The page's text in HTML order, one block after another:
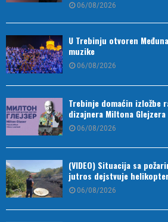
06/08/2026
U Trebinju otvoren
muzike
06/08/2026
Trebinje domaćin izložbe
dizajnera Miltona Glejzera
06/08/2026
(VIDEO) Situacija sa
jutros dejstvuje
06/08/2026